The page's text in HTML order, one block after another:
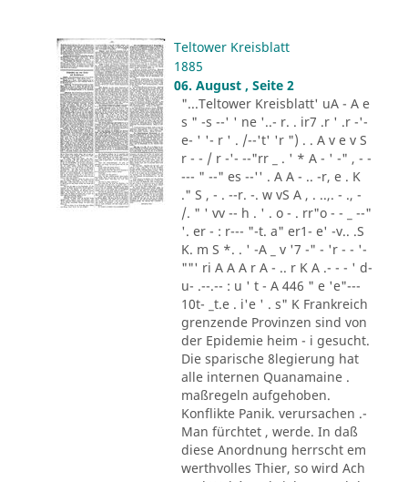
Teltower Kreisblatt
1885
06. August , Seite 2
"...Teltower Kreisblatt' uA - A e
s " -s --' ' ne '..- r. . ir7 .r ' .r -'-
e- ' '- r ' . /--'t' 'r ") . . A v e v S
r - - / r -'- --"rr _ . ' * A - ' -" , - -
--- " --" es --'' . A A - .. -r, e . K
." S , - . --r. -. w vS A , . ..,. - ., -
/. " ' vv -- h . ' . o - . rr"o - - _ --"
'. er - : r--- "-t. a" er1- e' -v.. .S
K. m S *. . ' -A _ v '7 -" - 'r - - '-
""' ri A A A r A - .. r K A .- - - ' d-
u- .--.-- : u ' t - A 446 " e 'e"---
10t- _t.e . i'e ' . s" K Frankreich
grenzende Provinzen sind von
der Epidemie heim - i gesucht.
Die sparische 8legierung hat
alle internen Quanamaine .
maßregeln aufgehoben.
Konflikte Panik. verursachen .-
Man fürchtet , werde. In daß
diese Anordnung herrscht em
werthvolles Thier, so wird Ach